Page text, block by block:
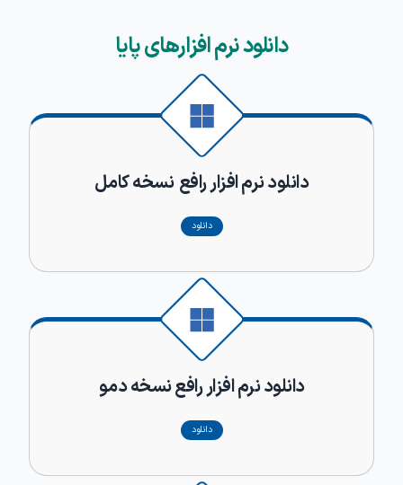
دانلود نرم افزارهای پایا
دانلود نرم افزار رافع نسخه کامل
دانلود
دانلود نرم افزار رافع نسخه دمو
دانلود